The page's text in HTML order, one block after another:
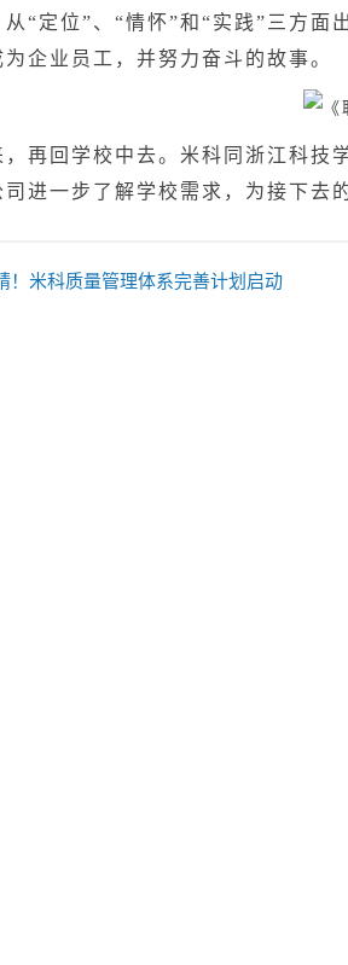
定位”、“情怀”和“实践”三方面
企业员工，并努力奋斗的故事。
回学校中去。米科同浙江科技
进一步了解学校需求，为接下去
！米科质量管理体系完善计划启动